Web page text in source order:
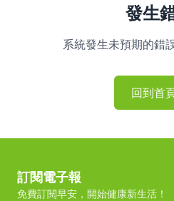
發生
系統發生未預期的錯
回到首
訂閱電子報
免費訂閱早安，開始健康新生活！